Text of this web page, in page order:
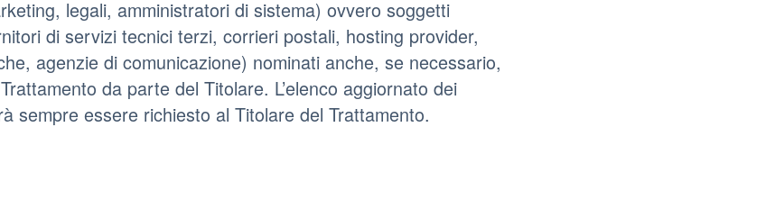
legali, amministratori di sistema) ovvero soggetti
di servizi tecnici terzi, corrieri postali, hosting provider,
agenzie di comunicazione) nominati anche, se necessario,
da parte del Titolare. L’elenco aggiornato dei
sempre essere richiesto al Titolare del Trattamento.